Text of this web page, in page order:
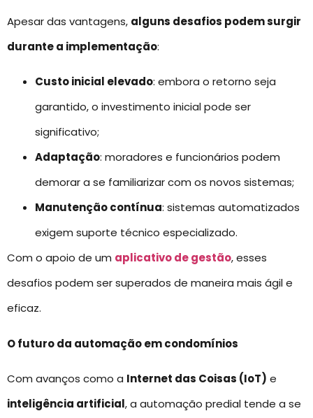
Apesar das vantagens, alguns desafios podem surgir
durante a implementação:
Custo inicial elevado: embora o retorno seja
garantido, o investimento inicial pode ser
significativo;
Adaptação: moradores e funcionários podem
demorar a se familiarizar com os novos sistemas;
Manutenção contínua: sistemas automatizados
exigem suporte técnico especializado.
Com o apoio de um aplicativo de gestão, esses
desafios podem ser superados de maneira mais ágil e
eficaz.
O futuro da automação em condomínios
Com avanços como a Internet das Coisas (IoT) e
inteligência artificial, a automação predial tende a se